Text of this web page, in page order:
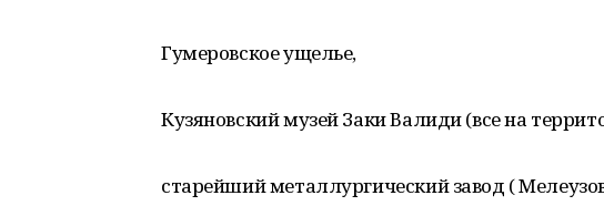
Гумеровское ущелье,
Кузяновский музей Заки Валиди (все на
старейший металлургический завод (